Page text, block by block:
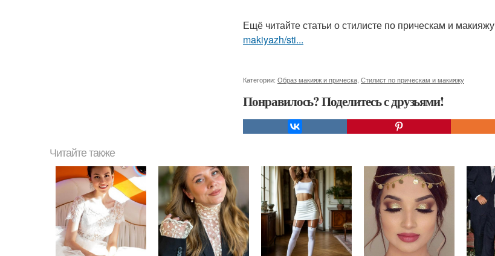
Ещё читайте статьи о стилисте по прическам и макияжу
makiyazh/sti...
Категории: Образ макияж и прическа Стилист по прическам и макияжу
Понравилось? Поделитесь с друзьями!
Читайте также